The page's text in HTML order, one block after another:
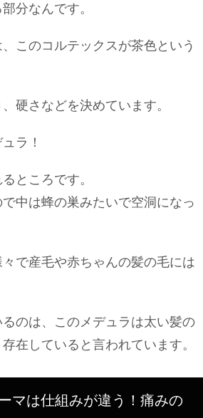
分なんです。
このコルテックスが茶色という
硬さなどを決めています。
ラ！
ところです。
中は蜂の巣みたいで空洞になっ
で産毛や赤ちゃんの髪の毛には
のは、このメデュラは太い髪の
在していると言われています。
マは仕組みが違う！痛みの